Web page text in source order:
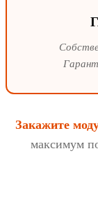
Закажите
максимум